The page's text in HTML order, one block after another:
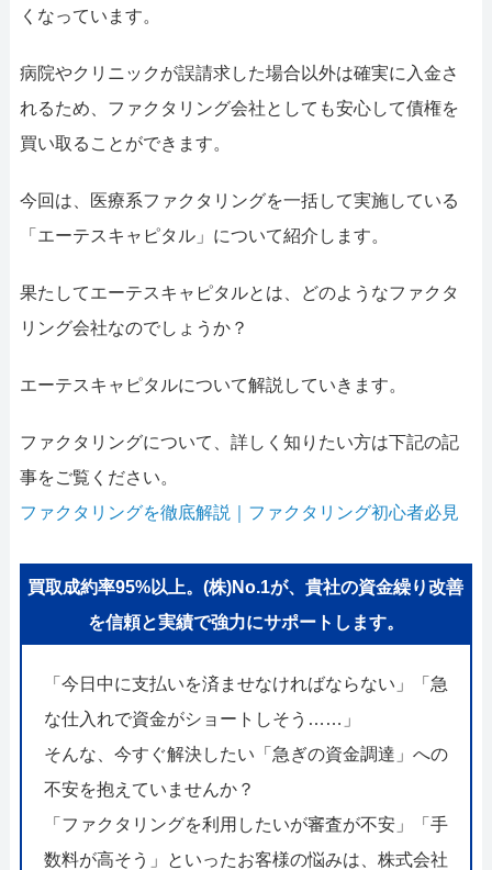
くなっています。
病院やクリニックが誤請求した場合以外は確実に入金さ
れるため、ファクタリング会社としても安心して債権を
買い取ることができます。
今回は、医療系ファクタリングを一括して実施している
「エーテスキャピタル」について紹介します。
果たしてエーテスキャピタルとは、どのようなファクタ
リング会社なのでしょうか？
エーテスキャピタルについて解説していきます。
ファクタリングについて、詳しく知りたい方は下記の記
事をご覧ください。
ファクタリングを徹底解説｜ファクタリング初心者必見
買取成約率95%以上。(株)No.1が、貴社の資金繰り改善
を信頼と実績で強力にサポートします。
「今日中に支払いを済ませなければならない」「急
な仕入れで資金がショートしそう……」
そんな、今すぐ解決したい「急ぎの資金調達」への
不安を抱えていませんか？
「ファクタリングを利用したいが審査が不安」「手
数料が高そう」といったお客様の悩みは、株式会社